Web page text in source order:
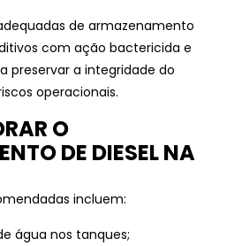
de armazenamento
com ação bactericida e
preservar a integridade do
operacionais.
O
DE DIESEL NA
incluem:
água nos tanques;